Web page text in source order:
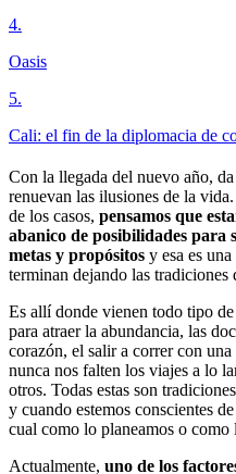
4.
Oasis
5.
Cali: el fin de la diplomacia de
Con la llegada del nuevo año,
renuevan las ilusiones de la
de los casos, pensamos que
abanico de posibilidades para
metas y propósitos y esa es
terminan dejando las tradiciones
Es allí donde vienen todo tipo
para atraer la abundancia, las
corazón, el salir a correr con
nunca nos falten los viajes a lo
otros. Todas estas son
y cuando estemos conscientes
cual como lo planeamos o como
Actualmente, uno de los